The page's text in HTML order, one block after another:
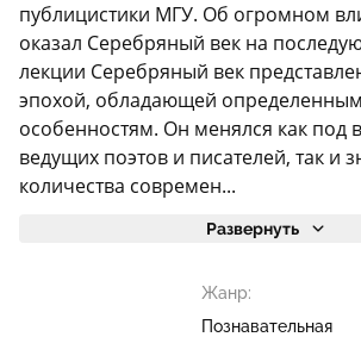
публицистики МГУ. Об огромном
оказал Серебряный век на
лекции Серебряный век
эпохой, обладающей
особенностям. Он менялся как под
ведущих поэтов и писателей, так и
количества современ...
Развернуть
Жанр:
Познавательная